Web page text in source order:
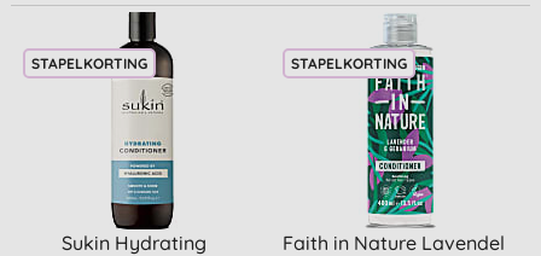
STAPELKORTING
Sukin Hydrating
STAPELKORTING
Faith in Nature Lavendel